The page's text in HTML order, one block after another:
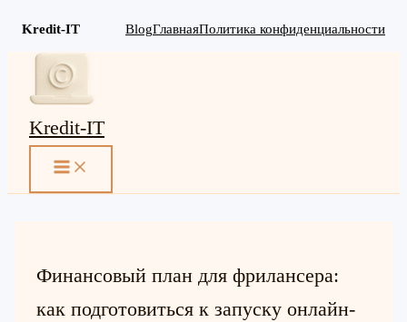
Kredit-IT BlogГлавнаяПолитика конфиденциальности
Перейти
содержимому
Kredit-IT
MAIN
Финансовый план для фрилансера:
как подготовиться к запуску онлайн-